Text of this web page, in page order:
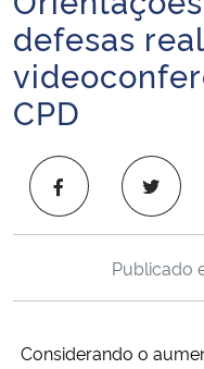
Ministério da Agricultura,
Ministério da Educação
Ministério da Cidadania
Ministério da Saúde
Ministério de Minas e Energia
defesas
CPD
Publicado
Considerando o